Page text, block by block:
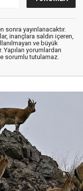
sonra yayınlanacaktır.
inançlara saldırı içeren,
ve büyük
Yapılan yorumlardan
sorumlu tutulamaz.